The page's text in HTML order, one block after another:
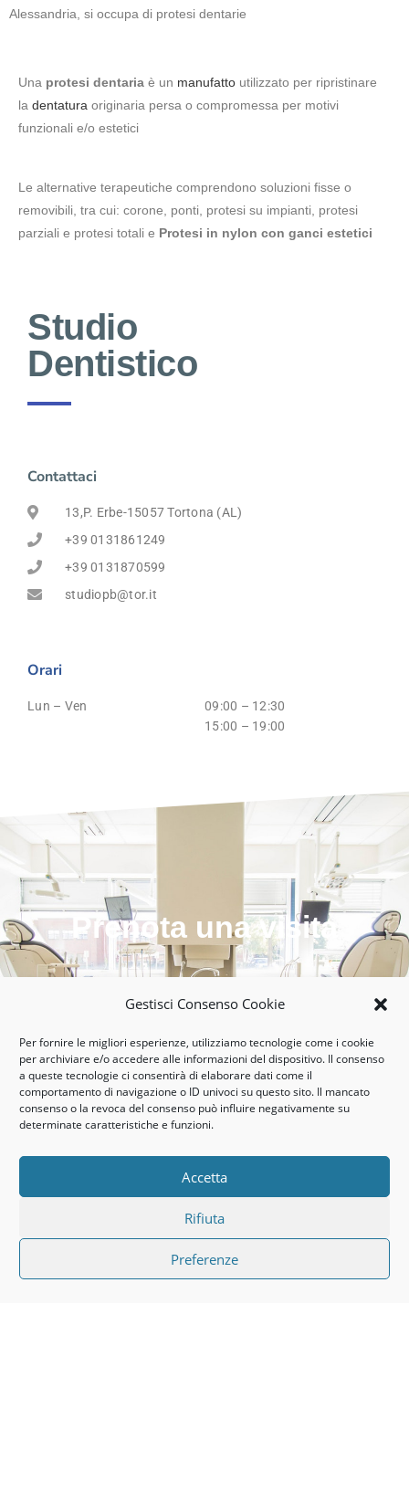
Gestisci Consenso Cookie
Per fornire le migliori esperienze, utilizziamo tecnologie come i cookie
per archiviare e/o accedere alle informazioni del dispositivo. Il consenso
a queste tecnologie ci consentirà di elaborare dati come il
comportamento di navigazione o ID univoci su questo sito. Il mancato
consenso o la revoca del consenso può influire negativamente su
determinate caratteristiche e funzioni.
Accetta
Rifiuta
Preferenze
Alessandria, si occupa di protesi dentarie
Una protesi dentaria è un manufatto utilizzato per ripristinare
la dentatura originaria persa o compromessa per motivi
funzionali e/o estetici
Le alternative terapeutiche comprendono soluzioni fisse o
removibili, tra cui: corone, ponti, protesi su impianti, protesi
parziali e protesi totali e Protesi in nylon con ganci estetici
Studio
Dentistico
Contattaci
13,P. Erbe-15057 Tortona (AL)
+39 0131861249
+39 0131870599
studiopb@tor.it
Orari
Lun – Ven
09:00 – 12:30
15:00 – 19:00
Prenota una visita
Chiama